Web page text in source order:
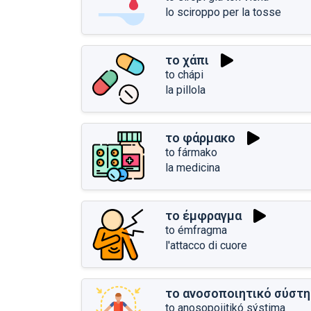
lo sciroppo per la tosse
το χάπι
to chápi
la pillola
το φάρμακο
to fármako
la medicina
το έμφραγμα
to émfragma
l'attacco di cuore
το ανοσοποιητικό
to anosopoiitikó sýstima